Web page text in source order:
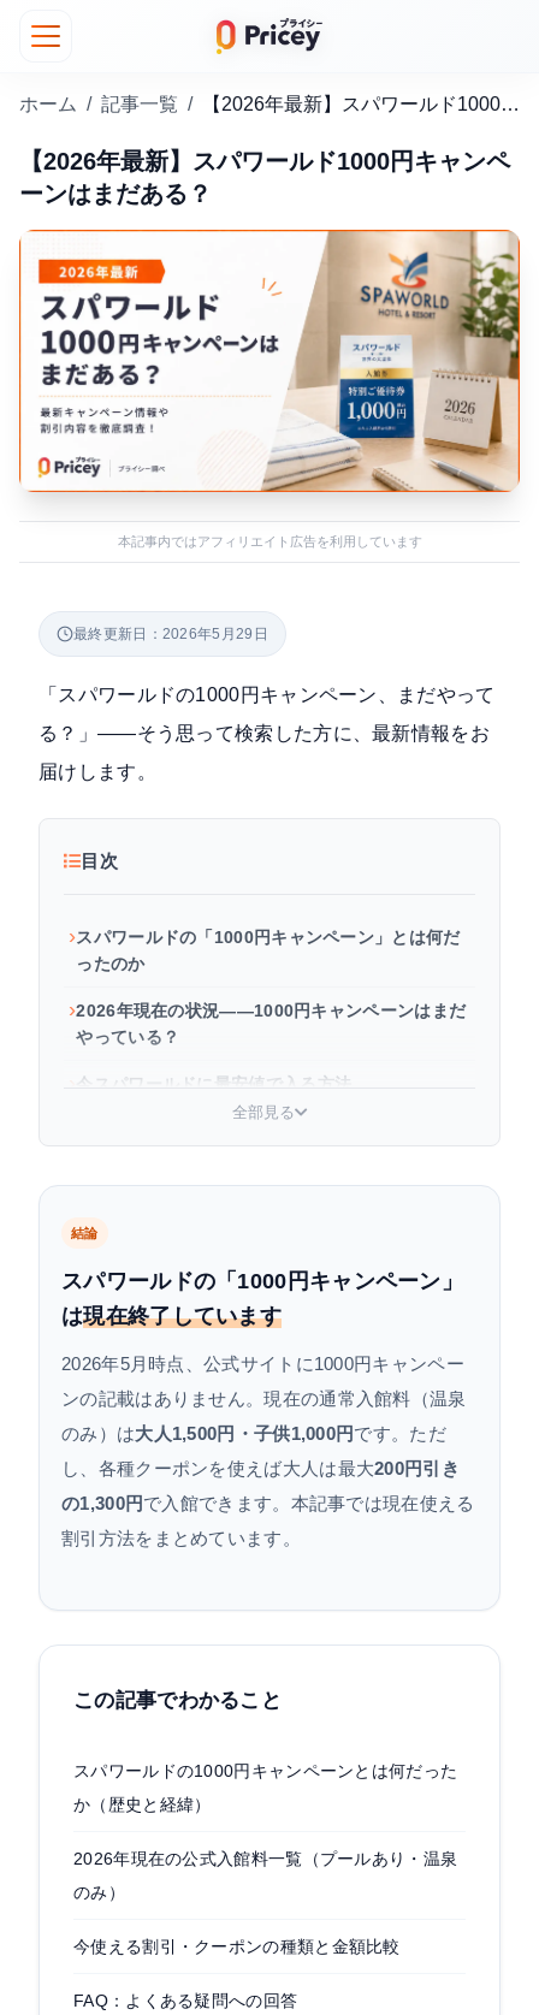
ホーム / 記事一覧 / 【2026年最新】スパワールド1000円キャンペーンはまだある？
【2026年最新】スパワールド1000円キャンペ
ーンはまだある？
本記事内ではアフィリエイト広告を利用しています
最終更新日：2026年5月29日
「スパワールドの1000円キャンペーン、まだやって
る？」——そう思って検索した方に、最新情報をお
届けします。
目次
スパワールドの「1000円キャンペーン」とは何だ
ったのか
2026年現在の状況——1000円キャンペーンはまだ
やっている？
今スパワールドに最安値で入る方法
全部見る
結論
スパワールドの「1000円キャンペーン」
は現在終了しています
2026年5月時点、公式サイトに1000円キャンペー
ンの記載はありません。現在の通常入館料（温泉
のみ）は大人1,500円・子供1,000円です。ただ
し、各種クーポンを使えば大人は最大200円引き
の1,300円で入館できます。本記事では現在使える
割引方法をまとめています。
この記事でわかること
スパワールドの1000円キャンペーンとは何だった
か（歴史と経緯）
2026年現在の公式入館料一覧（プールあり・温泉
のみ）
今使える割引・クーポンの種類と金額比較
FAQ：よくある疑問への回答